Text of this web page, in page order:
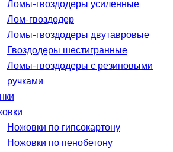
Ломы-гвоздодеры усиленные
Лом-гвоздодер
Ломы-гвоздодеры двутавровые
Гвоздодеры шестигранные
Ломы-гвоздодеры с резиновыми
ручками
Ножовки по гипсокартону
Ножовки по пенобетону